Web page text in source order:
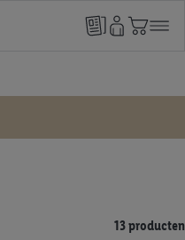
13 producten